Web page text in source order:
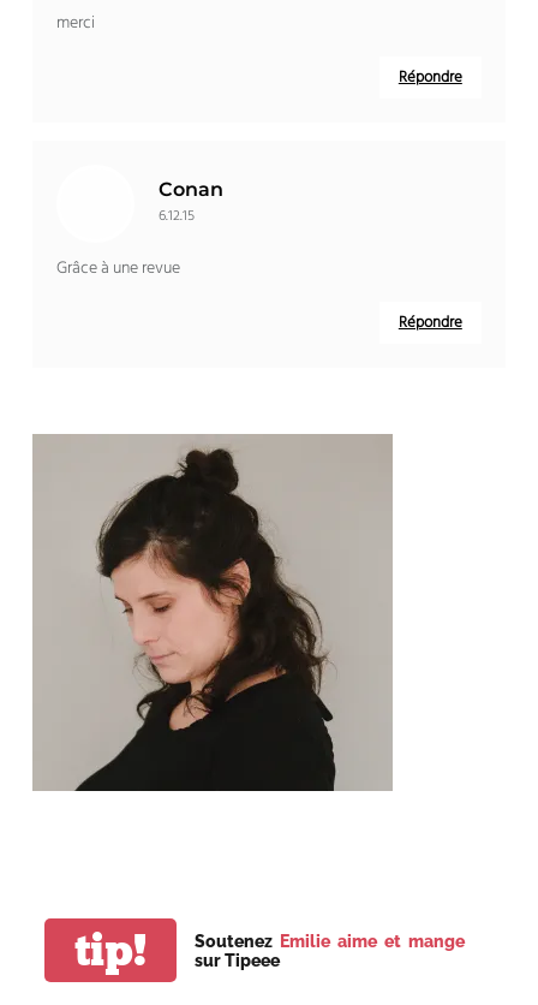
merci
Répondre
Conan
6.12.15
Grâce à une revue
Répondre
tip! Soutenez Emilie aime et mange
sur Tipeee